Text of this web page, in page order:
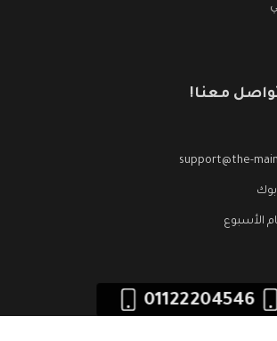
معنا!
support@the-
الأسبوع
01122204546